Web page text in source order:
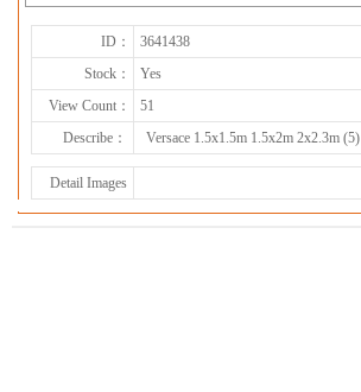
ID： 3641438
Stock：
Yes
View Count：
51
Describe：
Versace 1.5x1.5m 1.5x2m 2x2.3m (5)
Detail Images